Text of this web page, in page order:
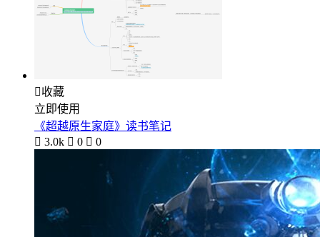
收藏
立即使用
《超越原生家庭》读书笔记
 3.0k  0  0